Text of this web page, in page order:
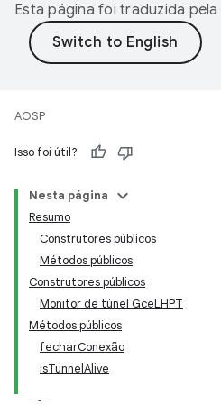
Esta página foi traduzida pela
AOSP
Isso foi útil?
Nesta página
Resumo
Construtores públicos
Métodos públicos
Construtores públicos
Monitor de túnel GceLHPT
Métodos públicos
fecharConexão
isTunnelAlive